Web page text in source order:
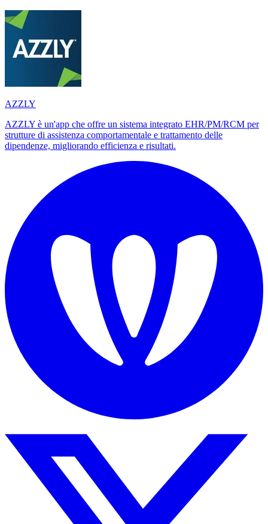
AZZLY
AZZLY è un'app che offre un sistema integrato EHR/PM/RCM per
strutture di assistenza comportamentale e trattamento delle
dipendenze, migliorando efficienza e risultati.